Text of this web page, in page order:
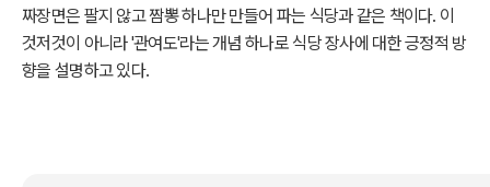
짜장면은 팔지 않고 짬뽕 하나만 만들어 파는 식당과 같은 책이다. 이
것저것이 아니라 '관여도'라는 개념 하나로 식당 장사에 대한 긍정적 방
향을 설명하고 있다.